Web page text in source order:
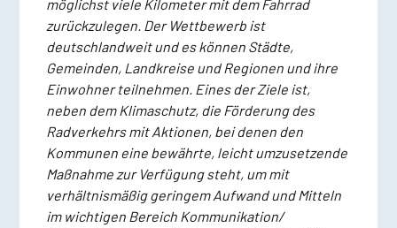
möglichst viele Kilometer mit dem Fahrrad
zurückzulegen. Der Wettbewerb ist
deutschlandweit und es können Städte,
Gemeinden, Landkreise und Regionen und ihre
Einwohner teilnehmen. Eines der Ziele ist,
neben dem Klimaschutz, die Förderung des
Radverkehrs mit Aktionen, bei denen den
Kommunen eine bewährte, leicht umzusetzende
Maßnahme zur Verfügung steht, um mit
verhältnismäßig geringem Aufwand und Mitteln
im wichtigen Bereich Kommunikation/